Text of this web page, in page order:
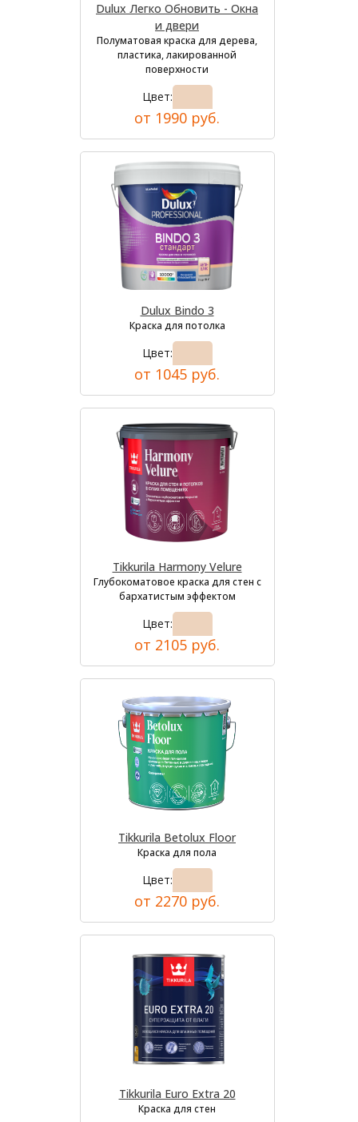
Dulux Легко Обновить - Окна
и двери
Полуматовая краска для дерева,
пластика, лакированной
поверхности
Цвет:
от 1990 руб.
Dulux Bindo 3
Краска для потолка
Цвет:
от 1045 руб.
Tikkurila Harmony Velure
Глубокоматовое краска для стен с
бархатистым эффектом
Цвет:
от 2105 руб.
Tikkurila Betolux Floor
Краска для пола
Цвет:
от 2270 руб.
Tikkurila Euro Extra 20
Краска для стен